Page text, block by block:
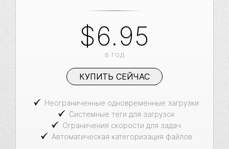
$6.95
в год
КУПИТЬ СЕЙЧАС
Неограниченные одновременные загрузки
Системные теги для загрузок
Ограничения скорости для задач
Автоматическая категоризация файлов